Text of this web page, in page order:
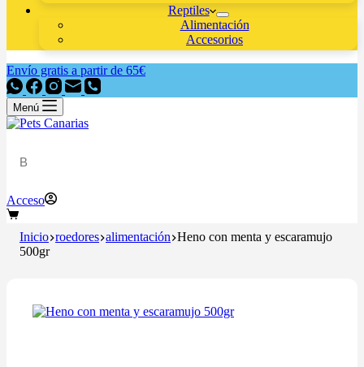
Reptiles
Alimentación
Accesorios
Envío gratis a partir de 65€
Menú
Acceso
Inicio roedores alimentación Heno con menta y escaramujo
500gr